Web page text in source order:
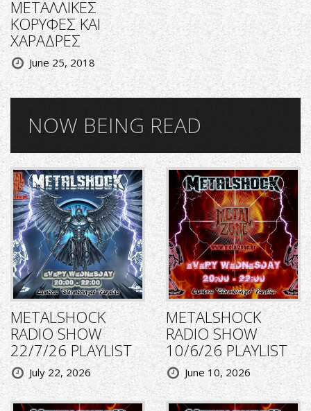
ΜΕΤΑΛΛΙΚΕΣ
ΚΟΡΥΦΕΣ ΚΑΙ
ΧΑΡΑΔΡΕΣ
June 25, 2018
NOW BEING READ
METALSHOCK
RADIO SHOW
22/7/26 PLAYLIST
July 22, 2026
METALSHOCK
RADIO SHOW
10/6/26 PLAYLIST
June 10, 2026